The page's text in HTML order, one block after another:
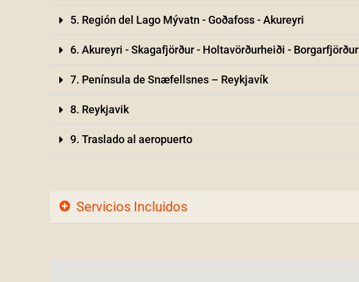
5. Región del Lago Mývatn - Goðafoss - Akureyri
6. Akureyri - Skagafjörður - Holtavörðurheiði - Borgarfjörður
7. Península de Snæfellsnes – Reykjavík
8. Reykjavik
9. Traslado al aeropuerto
Servicios Incluidos